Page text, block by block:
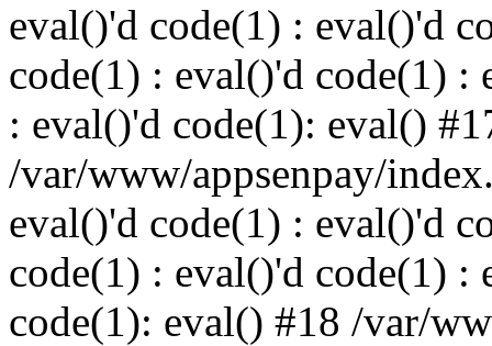
eval()'d code(1) : eval()'d
code(1) : eval()'d code(1) :
: eval()'d code(1): eval()
/var/www/appsenpay/
eval()'d code(1) : eval()'d
code(1) : eval()'d code(1) :
code(1): eval() #18 /var/